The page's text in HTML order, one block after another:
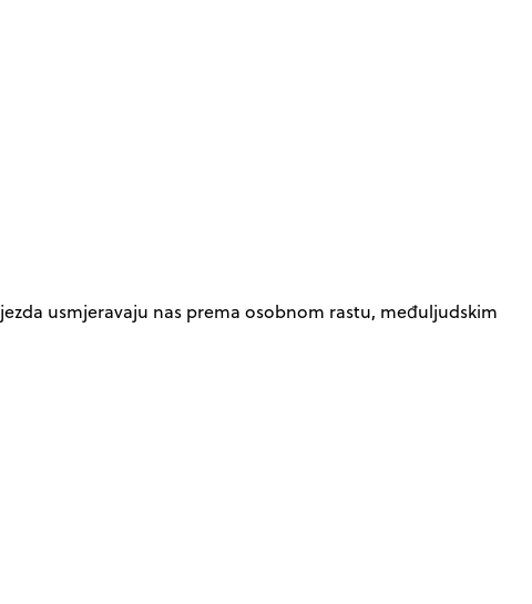
usmjeravaju nas prema osobnom rastu, međuljudskim